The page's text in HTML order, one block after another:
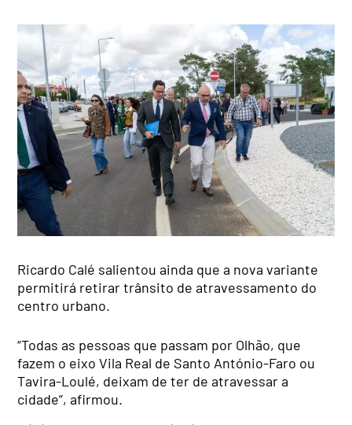
Ricardo Calé salientou ainda que a nova variante
permitirá retirar trânsito de atravessamento do
centro urbano.
“Todas as pessoas que passam por Olhão, que
fazem o eixo Vila Real de Santo António-Faro ou
Tavira-Loulé, deixam de ter de atravessar a
cidade”, afirmou.